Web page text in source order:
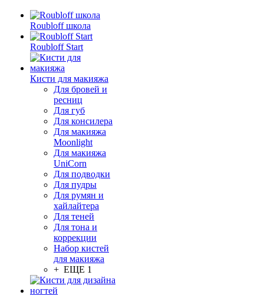
Roubloff школа
Roubloff Start
Кисти для макияжа
Для бровей и
ресниц
Для губ
Для консилера
Для макияжа
Moonlight
Для макияжа
UniCorn
Для подводки
Для пудры
Для румян и
хайлайтера
Для теней
Для тона и
коррекции
Набор кистей
для макияжа
+ ЕЩЕ 1